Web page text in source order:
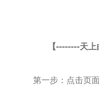
【--------天
第一步：点击页